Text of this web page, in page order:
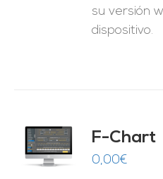
su versión
dispositivo.
F-Chart
0,00€